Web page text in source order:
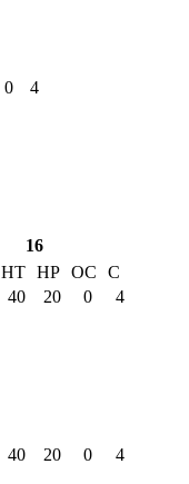
0 4
16
HT HP OC
C
40 20 0 4
40 20 0 4